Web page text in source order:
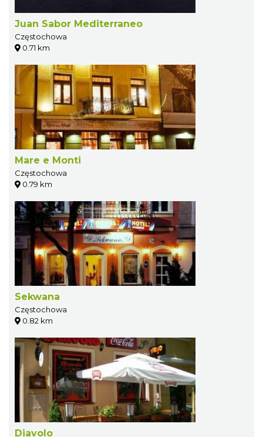
Juan Sabor Mediterraneo
Częstochowa
0.71 km
Mare e Monti
Częstochowa
0.79 km
Sekwana
Częstochowa
0.82 km
Diavolo